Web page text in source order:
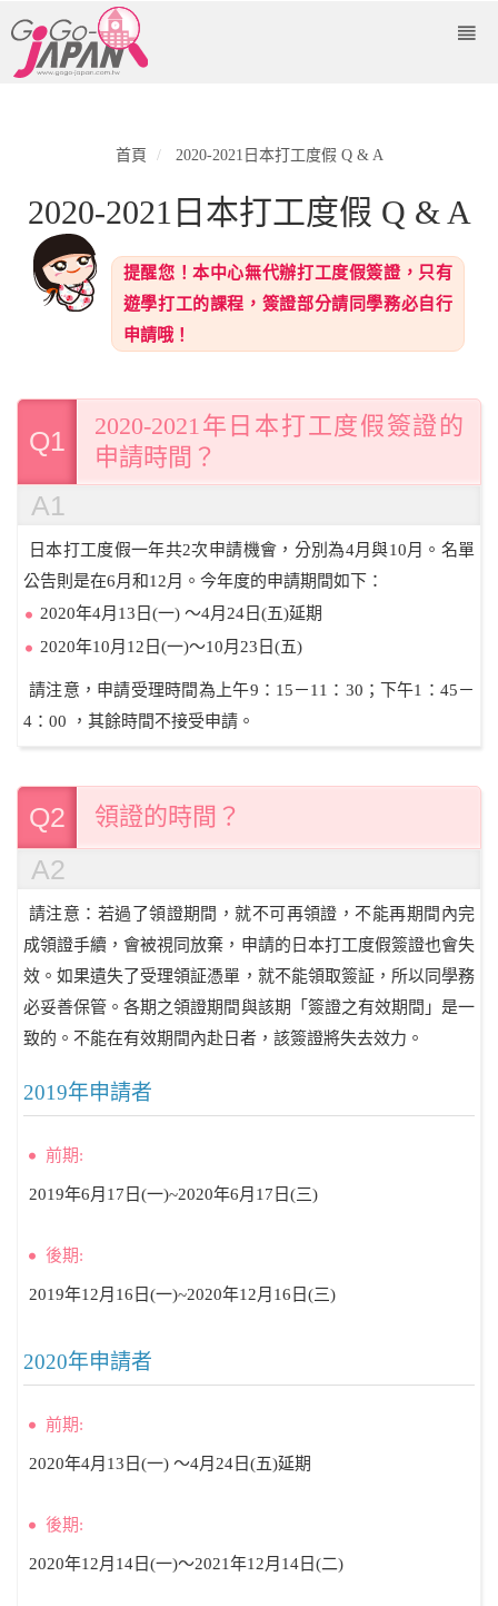
首頁 2020-2021日本打工度假 Q & A
2020-2021日本打工度假 Q & A
提醒您！本中心無代辦打工度假簽證，只有
遊學打工的課程，簽證部分請同學務必自行
申請哦！
Q1
2020-2021年日本打工度假簽證的
申請時間？
A1
日本打工度假一年共2次申請機會，分別為4月與10月。名單
公告則是在6月和12月。今年度的申請期間如下：
2020年4月13日(一) ～4月24日(五)延期
2020年10月12日(一)～10月23日(五)
請注意，申請受理時間為上午9：15－11：30；下午1：45－
4：00 ，其餘時間不接受申請。
Q2 領證的時間？
A2
請注意：若過了領證期間，就不可再領證，不能再期間內完
成領證手續，會被視同放棄，申請的日本打工度假簽證也會失
效。如果遺失了受理領証憑單，就不能領取簽証，所以同學務
必妥善保管。各期之領證期間與該期「簽證之有效期間」是一
致的。不能在有效期間內赴日者，該簽證將失去效力。
2019年申請者
前期:
2019年6月17日(一)~2020年6月17日(三)
後期:
2019年12月16日(一)~2020年12月16日(三)
2020年申請者
前期:
2020年4月13日(一) ～4月24日(五)延期
後期:
2020年12月14日(一)～2021年12月14日(二)